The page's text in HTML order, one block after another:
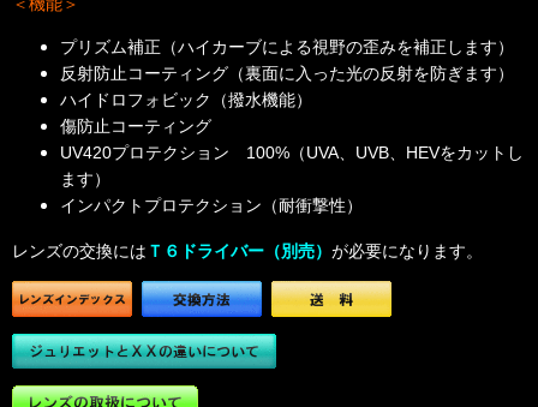
プリズム補正（ハイカーブによる視野の歪みを補正します）
反射防止コーティング（裏面に入った光の反射を防ぎます）
ハイドロフォビック（撥水機能）
傷防止コーティング
UV420プロテクション 100%（UVA、UVB、HEVをカットし
ます）
インパクトプロテクション（耐衝撃性）
レンズの交換には Ｔ６ドライバー（別売） が必要になります。